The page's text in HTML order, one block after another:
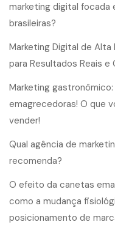
marketing digital focada
brasileiras?
Marketing Digital de Alta
para Resultados Reais
Marketing
emagrecedoras! O que
vender!
Qual agência de
recomenda?
O efeito da canetas
como a mudança
posicionamento de